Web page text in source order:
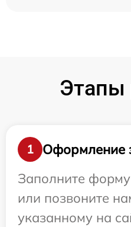
Этапы
1
Оформление
Заполните
или позвоните
указанному на